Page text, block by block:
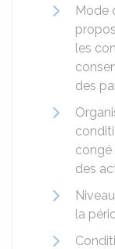
Mode
les
des
des
la